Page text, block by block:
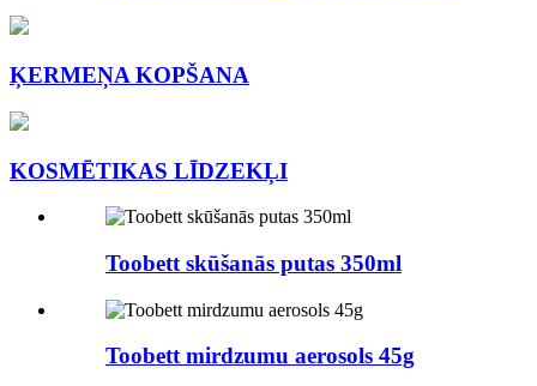
ĶERMEŅA KOPŠANA
KOSMĒTIKAS LĪDZEKĻI
Toobett skūšanās putas 350ml
Toobett mirdzumu aerosols 45g